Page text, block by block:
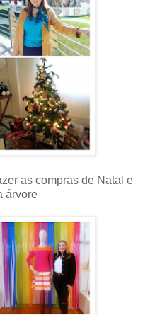
as compras de Natal e
árvore